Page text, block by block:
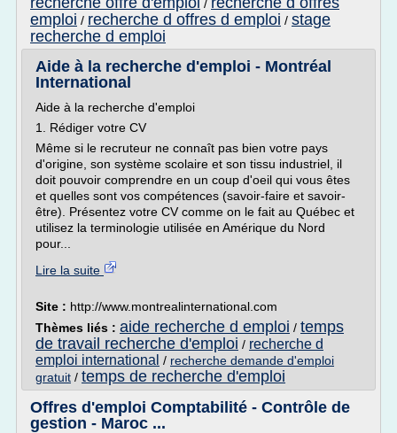
/
emploi / recherche d offres d emploi / stage
recherche d emploi
Aide à la recherche d'emploi - Montréal
International
Aide à la recherche d'emploi
1. Rédiger votre CV
Même si le recruteur ne connaît pas bien votre pays
d'origine, son système scolaire et son tissu industriel, il
doit pouvoir comprendre en un coup d'oeil qui vous êtes
et quelles sont vos compétences (savoir-faire et savoir-
être). Présentez votre CV comme on le fait au Québec et
utilisez la terminologie utilisée en Amérique du Nord
pour...
Lire la suite
Site : http://www.montrealinternational.com
Thèmes liés : aide recherche d emploi / temps
de travail recherche d'emploi / recherche d
emploi international / recherche demande d'emploi
gratuit / temps de recherche d'emploi
Offres d'emploi Comptabilité - Contrôle de
gestion - Maroc ...